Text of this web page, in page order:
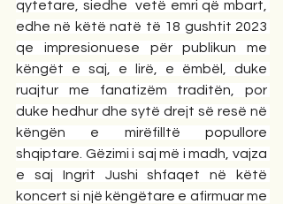
qytetare, siedhe  vetë emri që mbart,
edhe në këtë natë të 18 gushtit 2023
qe impresionuese për publikun me
këngët e saj, e lirë, e ëmbël, duke
ruajtur me fanatizëm traditën, por
duke hedhur dhe sytë drejt së resë në
këngën e mirëfilltë popullore
shqiptare. Gëzimi i saj më i madh, vajza
e saj Ingrit Jushi shfaqet në këtë
koncert si një këngëtare e afirmuar me